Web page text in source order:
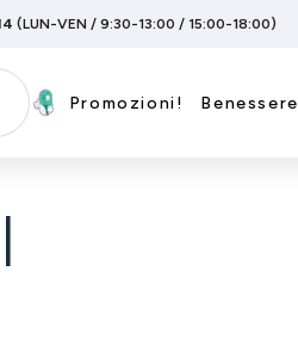
(LUN-VEN / 9:30-13:00 / 15:00-18:00)
Promozioni! Benessere